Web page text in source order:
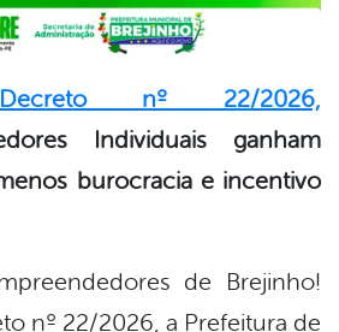
Decreto nº 22/2026,
Individuais ganham
burocracia e incentivo
de Brejinho!
nº 22/2026, a Prefeitura de